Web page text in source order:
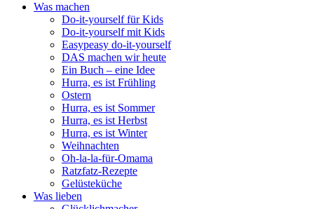
Was machen
Do-it-yourself für Kids
Do-it-yourself mit Kids
Easypeasy do-it-yourself
DAS machen wir heute
Ein Buch – eine Idee
Hurra, es ist Frühling
Ostern
Hurra, es ist Sommer
Hurra, es ist Herbst
Hurra, es ist Winter
Weihnachten
Oh-la-la-für-Omama
Ratzfatz-Rezepte
Gelüsteküche
Was lieben